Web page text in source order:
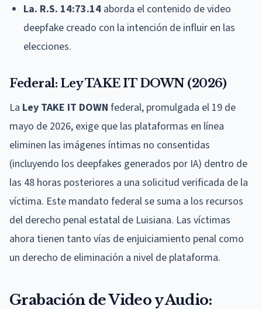
La. R.S. 14:73.14 aborda el contenido de video
deepfake creado con la intención de influir en las
elecciones.
Federal: Ley TAKE IT DOWN (2026)
La Ley TAKE IT DOWN federal, promulgada el 19 de
mayo de 2026, exige que las plataformas en línea
eliminen las imágenes íntimas no consentidas
(incluyendo los deepfakes generados por IA) dentro de
las 48 horas posteriores a una solicitud verificada de la
víctima. Este mandato federal se suma a los recursos
del derecho penal estatal de Luisiana. Las víctimas
ahora tienen tanto vías de enjuiciamiento penal como
un derecho de eliminación a nivel de plataforma.
Grabación de Video y Audio: